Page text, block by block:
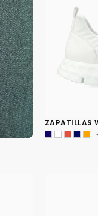
ZAPATILLAS